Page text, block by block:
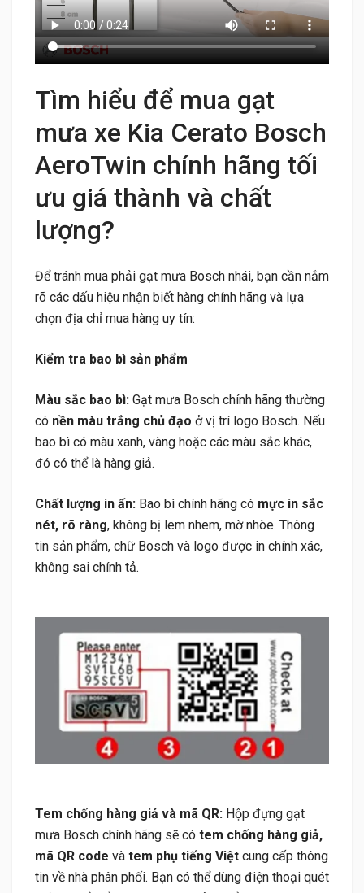
Tìm hiểu để mua gạt
mưa xe Kia Cerato Bosch
AeroTwin chính hãng tối
ưu giá thành và chất
lượng?
Để tránh mua phải gạt mưa Bosch nhái, bạn cần nắm
rõ các dấu hiệu nhận biết hàng chính hãng và lựa
chọn địa chỉ mua hàng uy tín:
Kiểm tra bao bì sản phẩm
Màu sắc bao bì: Gạt mưa Bosch chính hãng thường
có nền màu trắng chủ đạo ở vị trí logo Bosch. Nếu
bao bì có màu xanh, vàng hoặc các màu sắc khác,
đó có thể là hàng giả.
Chất lượng in ấn: Bao bì chính hãng có mực in sắc
nét, rõ ràng, không bị lem nhem, mờ nhòe. Thông
tin sản phẩm, chữ Bosch và logo được in chính xác,
không sai chính tả.
Tem chống hàng giả và mã QR: Hộp đựng gạt
mưa Bosch chính hãng sẽ có tem chống hàng giả,
mã QR code và tem phụ tiếng Việt cung cấp thông
tin về nhà phân phối. Bạn có thể dùng điện thoại quét